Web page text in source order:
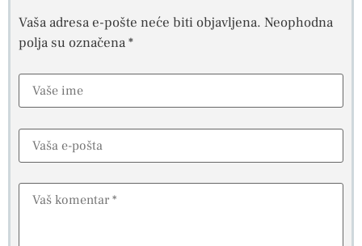
Vaša adresa e-pošte neće biti objavljena. Neophodna
polja su označena*